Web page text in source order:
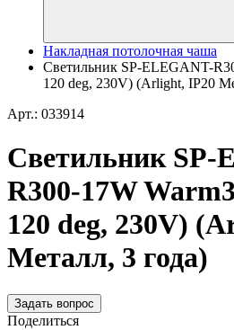
Накладная потолочная чаша
Светильник SP-ELEGANT-
120 deg, 230V) (Arlight, IP20
Арт.: 033914
Светильник SP-
R300-17W
120 deg, 230V)
Металл, 3 года)
Задать вопрос
Поделиться